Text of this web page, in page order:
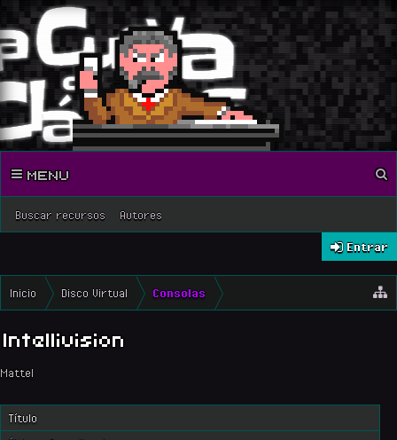
Buscar recursos Autores
MENU
Entrar
Inicio Disco Virtual Consolas
Intellivision
Mattel
Título